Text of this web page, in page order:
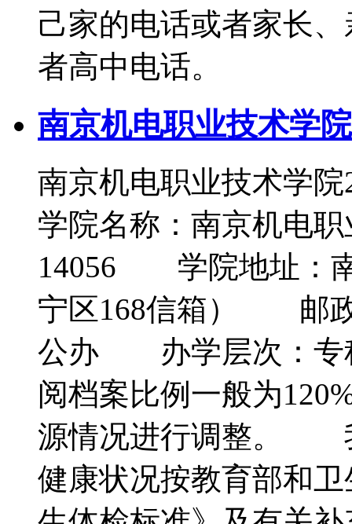
己家的电话或者家长
者高中电话。
南京机电职业技术学
南京机电职业技术学
学院名称：南京机电
14056 学院地址：南
宁区168信箱） 邮
公办 办学层次：
阅档案比例一般为
源情况进行调整。
健康状况按教育部和